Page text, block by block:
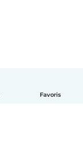
Favoris